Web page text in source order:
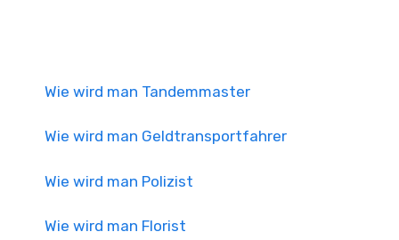
Wie wird man Tandemmaster
Wie wird man Geldtransportfahrer
Wie wird man Polizist
Wie wird man Florist